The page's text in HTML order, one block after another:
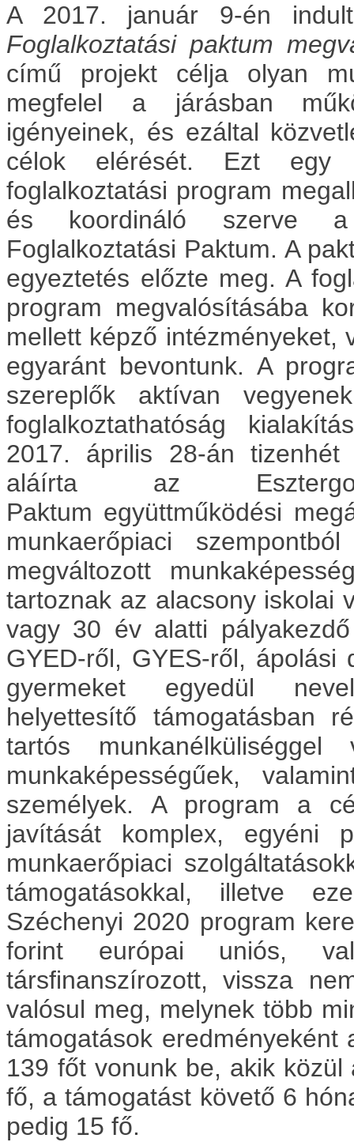
A 2017. január 9-én
Foglalkoztatási paktum
című projekt célja olyan
megfelel a járásban
igényeinek, és ezáltal
célok elérését. Ezt egy
foglalkoztatási program
és koordináló szerve a
Foglalkoztatási Paktum. A
egyeztetés előzte meg. A
program megvalósításába
mellett képző intézményeket,
egyaránt bevontunk. A
szereplők aktívan
foglalkoztathatóság
2017. április 28-án
aláírta az
Paktum együttműködési
munkaerőpiaci
megváltozott
tartoznak az alacsony iskolai
vagy 30 év alatti
GYED-ről, GYES-ről,
gyermeket egyedül
helyettesítő támogatásban
tartós
munkaképességűek,
személyek.A program a
javítását komplex, egyéni
munkaerőpiaci
támogatásokkal, illetve
Széchenyi 2020 program
forint európai uniós,
társfinanszírozott, vissza
valósul meg, melynek több
támogatások
139 főt vonunk be, akik
fő, a támogatást követő 6
pedig 15 fő.